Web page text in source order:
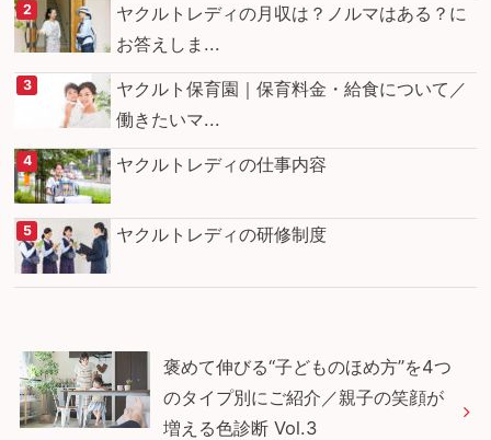
ヤクルトレディの月収は？ノルマはある？に
お答えしま...
ヤクルト保育園｜保育料金・給食について／
働きたいマ...
ヤクルトレディの仕事内容
ヤクルトレディの研修制度
褒めて伸びる“子どものほめ方”を4つ
のタイプ別にご紹介／親子の笑顔が
増える色診断 Vol.3